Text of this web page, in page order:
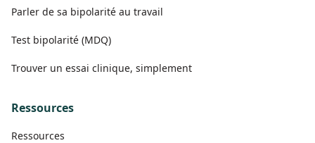
Parler de sa bipolarité au travail
Test bipolarité (MDQ)
Trouver un essai clinique, simplement
Ressources
Ressources